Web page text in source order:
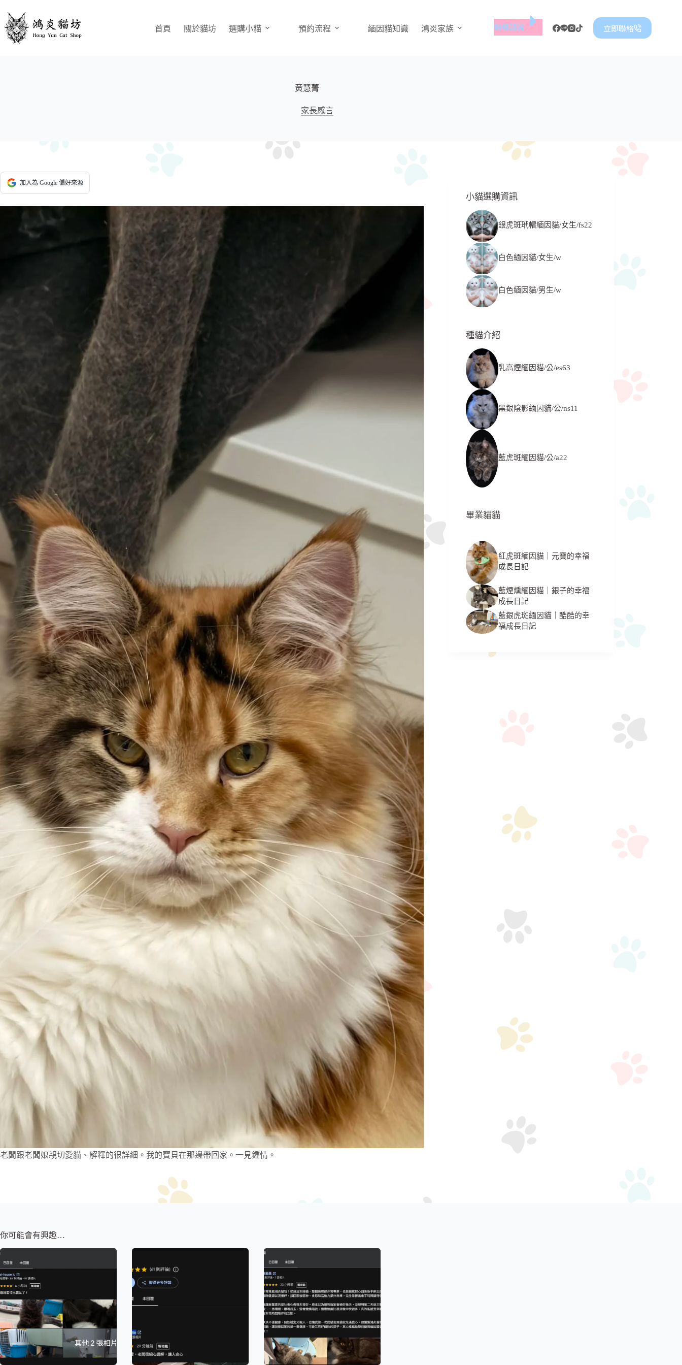
主
首頁 關於貓坊 選購小貓 預約流程 緬因貓知識 鴻炎家族 價格諮詢 立即聯絡
黃慧菁
家長感言
加入為 Google 偏好來源
老闆跟老闆娘親切愛貓、解釋的很詳細。我的寶貝在那邊帶回家。一見鍾情。
小貓選購資訊
銀虎斑玳帽緬因貓/女生/fs22
白色緬因貓/女生/w
白色緬因貓/男生/w
種貓介紹
乳高煙緬因貓/公/es63
黑銀陰影緬因貓/公/ns11
藍虎斑緬因貓/公/a22
畢業貓貓
紅虎斑緬因貓｜元寶的幸福
成長日記
藍煙燻緬因貓｜銀子的幸福
成長日記
藍銀虎斑緬因貓｜酷酷的幸
福成長日記
你可能會有興趣…